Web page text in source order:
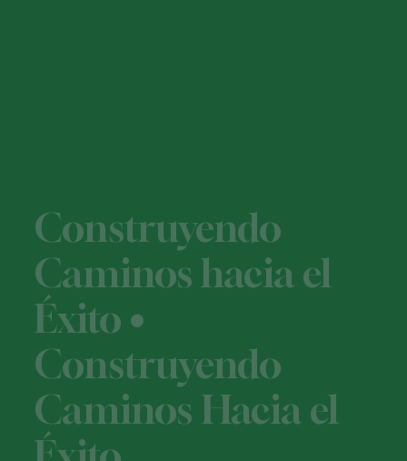
Construyendo
Caminos hacia el
Éxito •
Construyendo
Caminos Hacia el